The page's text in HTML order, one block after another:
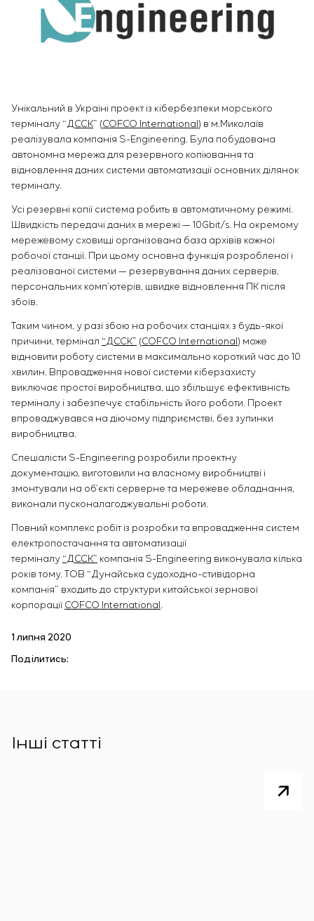
замовника
Сервісне обслуговування
Управління проєктами
щитового обладнання
Розробка математичних моделей об’єктів
управління
Розробка спеціальних алгоритмів
Розробка систем управління
Інфраструктура
Хімічна промисловість
Цементна промисловість
Вакансії
Стажування
КОНТАКТИ
Унікальний в Україні проект із кібербезпеки морського
терміналу “ДССК” (COFCO International ) в м.Миколаїв
реалізувала компанія S-Engineering. Була побудована
автономна мережа для резервного копіювання та
відновлення даних системи автоматизації основних ділянок
терміналу.
Усі резервні копії система робить в автоматичному режимі.
Швидкість передачі даних в мережі — 10Gbit/s. На окремому
мережевому сховищі організована база архівів кожної
робочої станції. При цьому основна функція розробленої і
реалізованої системи — резервування даних серверів,
персональних комп’ютерів, швидке відновлення ПК після
збоїв.
Таким чином, у разі збою на робочих станціях з будь-якої
причини, термінал “ДССК” (COFCO International ) може
відновити роботу системи в максимально короткий час до 10
хвилин. Впровадження нової системи кіберзахисту
виключає простої виробництва, що збільшує ефективність
терміналу і забезпечує стабільність його роботи. Проект
впроваджувався на діючому підприємстві, без зупинки
виробництва.
Спеціалісти S-Engineering розробили проектну
документацію, виготовили на власному виробництві і
змонтували на об’єкті серверне та мережеве обладнання,
виконали пусконалагоджувальні роботи.
Повний комплекс робіт із розробки та впровадження систем
електропостачання та автоматизації
терміналу “ДССК” компанія S-Engineering виконувала кілька
років тому. ТОВ “Дунайська судоходно-стивідорна
компанія” входить до структури китайської зернової
корпораціїCOFCO International .
1 липня 2020
Поділитись:
Інші статті